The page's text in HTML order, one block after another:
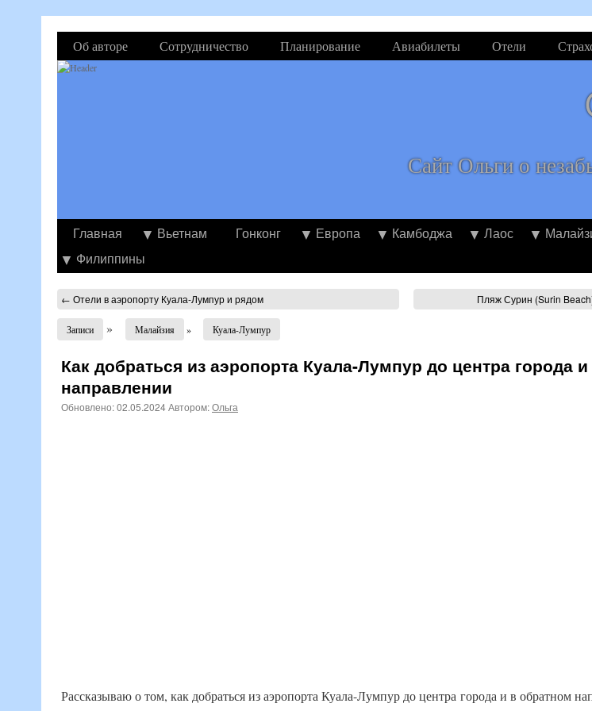
Об авторе Сотрудничество Планирование Авиабилеты Отели
Сайт Ольги о
Главная Вьетнам Гонконг Европа Камбоджа Лаос
Филиппины
← Отели в аэропорту Куала-Лумпур и рядом Пляж Сурин (Surin
Записи » Малайзия » Куала-Лумпур
Как добраться из аэропорта Куала-Лумпур до центра города
направлении
Обновлено:02.05.2024Автором:Ольга
Рассказываю о том, как добраться из аэропорта Куала-Лумпур до центра города и в обратном